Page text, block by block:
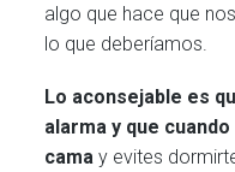
algo que hace que
lo que deberíamos.
Lo aconsejable es
alarma y que
cama y evites